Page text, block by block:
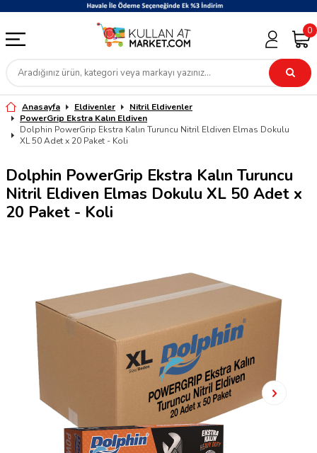
0
Anasayfa Eldivenler
Nitril Eldivenler
PowerGrip Ekstra Kalın Eldiven
Dolphin PowerGrip Ekstra Kalın Turuncu Nitril Eldiven Elmas Dokulu
XL 50 Adet x 20 Paket - Koli
Dolphin PowerGrip Ekstra Kalın Turuncu
Nitril Eldiven Elmas Dokulu XL 50 Adet x
20 Paket - Koli